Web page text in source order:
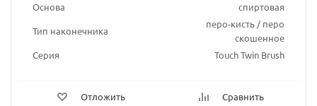
Основа
спиртовая
Тип наконечника
перо-кисть / перо
скошенное
Серия
Touch Twin Brush
Отложить Сравнить